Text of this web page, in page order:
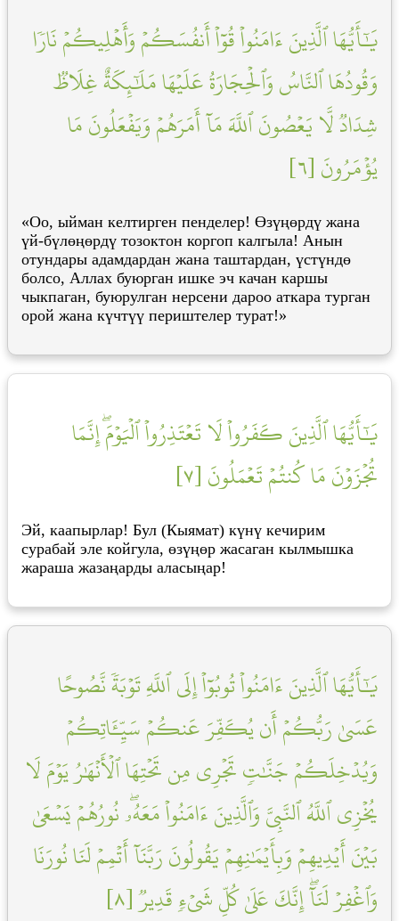
يَٰٓأَيُّهَا ٱلَّذِينَ ءَامَنُواْ قُوٓاْ أَنفُسَكُمۡ وَأَهۡلِيكُمۡ نَارٗا
وَقُودُهَا ٱلنَّاسُ وَٱلۡحِجَارَةُ عَلَيۡهَا مَلَٰٓئِكَةٌ غِلَاظٞ
شِدَادٞ لَّا يَعۡصُونَ ٱللَّهَ مَآ أَمَرَهُمۡ وَيَفۡعَلُونَ مَا
يُؤۡمَرُونَ [٦]
«Оо, ыйман келтирген пенделер! Өзүңөрдү жана
үй-бүлөңөрдү тозоктон коргоп калгыла! Анын
отундары адамдардан жана таштардан, үстүндө
болсо, Аллах буюрган ишке эч качан каршы
чыкпаган, буюрулган нерсени дароо аткара турган
орой жана күчтүү периштелер турат!»
يَٰٓأَيُّهَا ٱلَّذِينَ كَفَرُواْ لَا تَعۡتَذِرُواْ ٱلۡيَوۡمَۖ إِنَّمَا
تُجۡزَوۡنَ مَا كُنتُمۡ تَعۡمَلُونَ [٧]
Эй, каапырлар! Бул (Кыямат) күнү кечирим
сурабай эле койгула, өзүңөр жасаган кылмышка
жараша жазаңарды аласыңар!
يَٰٓأَيُّهَا ٱلَّذِينَ ءَامَنُواْ تُوبُوٓاْ إِلَى ٱللَّهِ تَوۡبَةٗ نَّصُوحًا
عَسَىٰ رَبُّكُمۡ أَن يُكَفِّرَ عَنكُمۡ سَيِّـَٔاتِكُمۡ
وَيُدۡخِلَكُمۡ جَنَّٰتٖ تَجۡرِي مِن تَحۡتِهَا ٱلۡأَنۡهَٰرُ يَوۡمَ لَا
يُخۡزِي ٱللَّهُ ٱلنَّبِيَّ وَٱلَّذِينَ ءَامَنُواْ مَعَهُۥۖ نُورُهُمۡ يَسۡعَىٰ
بَيۡنَ أَيۡدِيهِمۡ وَبِأَيۡمَٰنِهِمۡ يَقُولُونَ رَبَّنَآ أَتۡمِمۡ لَنَا نُورَنَا
وَٱغۡفِرۡ لَنَآۖ إِنَّكَ عَلَىٰ كُلِّ شَيۡءٖ قَدِيرٞ [٨]